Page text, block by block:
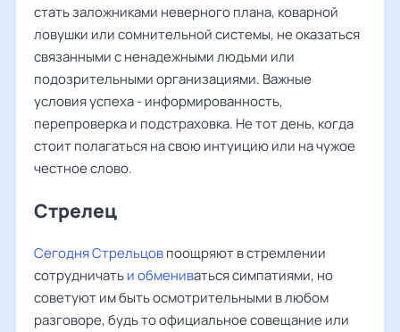
стать заложниками неверного плана, коварной
ловушки или сомнительной системы, не оказаться
связанными с ненадежными людьми или
подозрительными организациями. Важные
условия успеха - информированность,
перепроверка и подстраховка. Не тот день, когда
стоит полагаться на свою интуицию или на чужое
честное слово.
Стрелец
Сегодня Стрельцовпоощряют в стремлении
сотрудничатьи обмениваться симпатиями, но
советуют им быть осмотрительными в любом
разговоре, будь то официальное совещание или